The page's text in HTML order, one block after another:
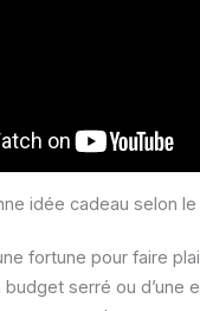
idée cadeau selon
fortune pour faire
budget serré ou d’une